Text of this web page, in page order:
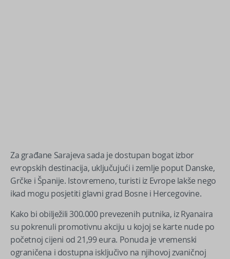
Za građane Sarajeva sada je dostupan bogat izbor
evropskih destinacija, uključujući i zemlje poput Danske,
Grčke i Španije. Istovremeno, turisti iz Evrope lakše nego
ikad mogu posjetiti glavni grad Bosne i Hercegovine.
Kako bi obilježili 300.000 prevezenih putnika, iz Ryanaira
su pokrenuli promotivnu akciju u kojoj se karte nude po
početnoj cijeni od 21,99 eura. Ponuda je vremenski
ograničena i dostupna isključivo na njihovoj zvaničnoj